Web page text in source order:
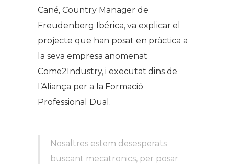
Cané, Country Manager de
Freudenberg Ibérica, va explicar el
projecte que han posat en pràctica a
la seva empresa anomenat
Come2Industry, i executat dins de
l’Aliança per a la Formació
Professional Dual.
Nosaltres estem desesperats
buscant mecatronics, per posar